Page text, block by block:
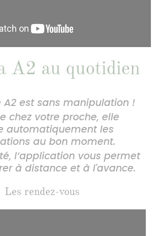
A2 au quotidien
A2 est sans manipulation !
chez votre proche, elle
automatiquement les
au bon moment.
l’application vous permet
à distance et à l'avance.
Les rendez-vous